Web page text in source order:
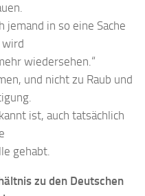
jemand in so eine Sache
wird
wiedersehen.“
und nicht zu Raub und
ist, auch tatsächlich
gehabt.
zu den Deutschen